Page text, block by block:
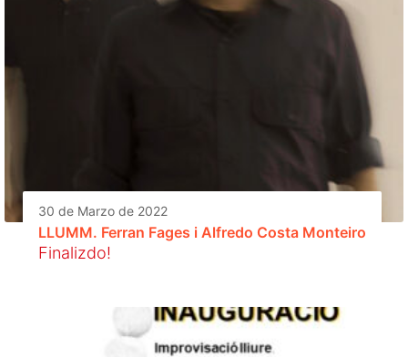
30 de Marzo de 2022
LLUMM. Ferran Fages i Alfredo Costa Monteiro
Finalizdo!